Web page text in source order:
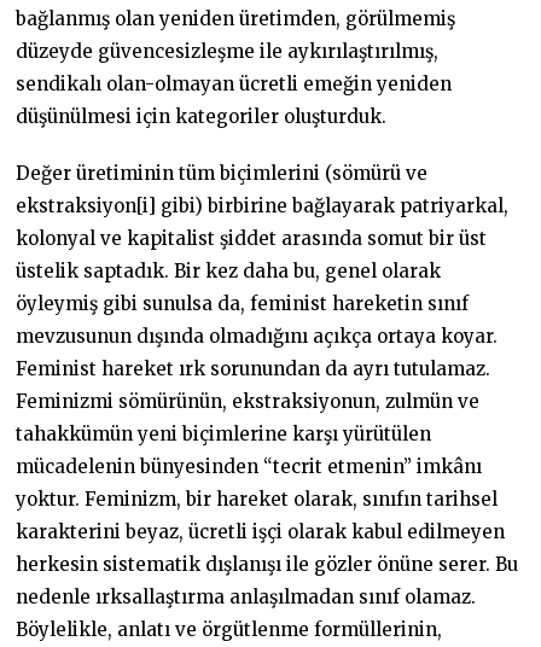
bağlanmış olan yeniden üretimden, görülmemiş
düzeyde güvencesizleşme ile aykırılaştırılmış,
sendikalı olan-olmayan ücretli emeğin yeniden
düşünülmesi için kategoriler oluşturduk.
Değer üretiminin tüm biçimlerini (sömürü ve
ekstraksiyon[i] gibi) birbirine bağlayarak patriyarkal,
kolonyal ve kapitalist şiddet arasında somut bir üst
üstelik saptadık. Bir kez daha bu, genel olarak
öyleymiş gibi sunulsa da, feminist hareketin sınıf
mevzusunun dışında olmadığını açıkça ortaya koyar.
Feminist hareket ırk sorunundan da ayrı tutulamaz.
Feminizmi sömürünün, ekstraksiyonun, zulmün ve
tahakkümün yeni biçimlerine karşı yürütülen
mücadelenin bünyesinden “tecrit etmenin” imkânı
yoktur. Feminizm, bir hareket olarak, sınıfın tarihsel
karakterini beyaz, ücretli işçi olarak kabul edilmeyen
herkesin sistematik dışlanışı ile gözler önüne serer. Bu
nedenle ırksallaştırma anlaşılmadan sınıf olamaz.
Böylelikle, anlatı ve örgütlenme formüllerinin,